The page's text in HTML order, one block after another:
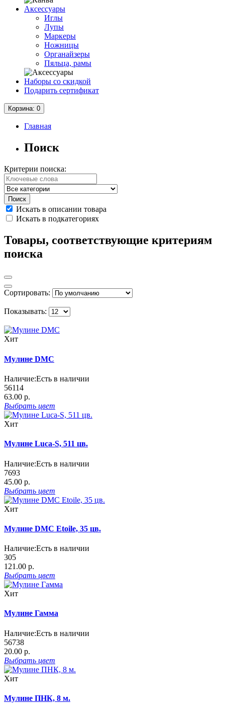
Аксессуары
Иглы
Лупы
Маркеры
Ножницы
Органайзеры
Пяльца, рамы
Наборы со скидкой
Подарить сертификат
Корзина: 0
Главная
Поиск
Критерии поиска:
Искать в описании товара
Искать в подкатегориях
Товары, соответствующие критериям
поиска
Сортировать:
Показывать:
Хит
Мулине DMC
Наличие:Есть в наличии
56114
63.00 р.
Выбрать цвет
Хит
Мулине Luca-S, 511 цв.
Наличие:Есть в наличии
7693
45.00 р.
Выбрать цвет
Хит
Мулине DMC Etoile, 35 цв.
Наличие:Есть в наличии
305
121.00 р.
Выбрать цвет
Хит
Мулине Гамма
Наличие:Есть в наличии
56738
20.00 р.
Выбрать цвет
Хит
Мулине ПНК, 8 м.